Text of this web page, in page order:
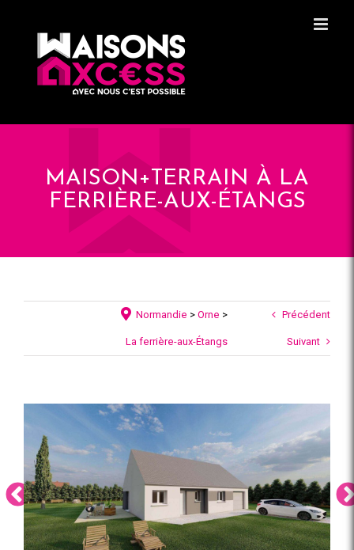
MAISON+TERRAIN À LA
FERRIÈRE-AUX-ÉTANGS
Normandie >Orne >
La ferrière-aux-Étangs
Précédent
Suivant